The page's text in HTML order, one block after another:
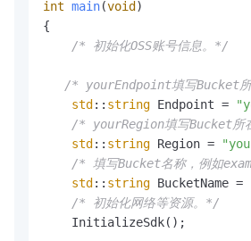
int main(void )
{
/* 初始化OSS账号信息。*/
/* yourEndpoint填写Bucket
std :: string Endpoint =
/* yourRegion填写Bucket所
std :: string Region =
/* 填写Bucket名称，例如
std :: string BucketName =
/* 初始化网络等资源。*/
    InitializeSdk();